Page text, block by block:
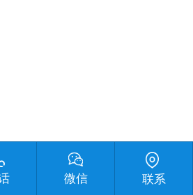
微信 联系